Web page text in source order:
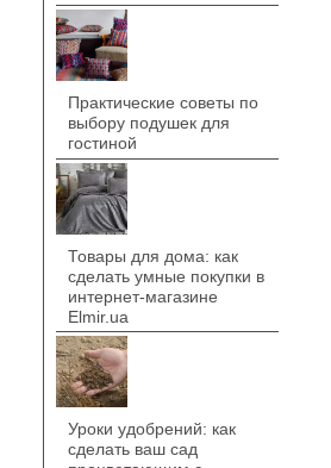
Практические советы по
выбору подушек для
гостиной
Товары для дома: как
сделать умные покупки в
интернет-магазине
Elmir.ua
Уроки удобрений: как
сделать ваш сад